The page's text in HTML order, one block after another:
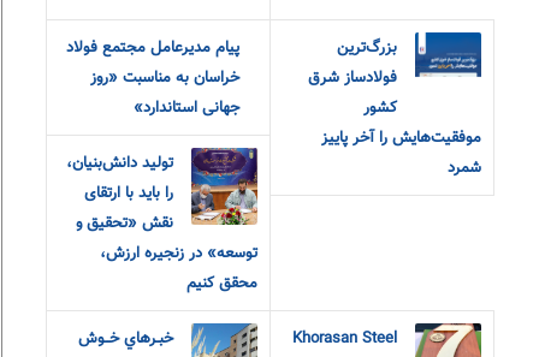
بزرگ‌ترین
فولادساز شرق
کشور
موفقیت‌هایش را آخر پاییز
شمرد
پیام مدیرعامل مجتمع فولاد
خراسان به مناسبت «روز
جهانی استاندارد»
تولید دانش‌بنیان،
را باید با ارتقای
نقش «تحقیق و‌
توسعه» در زنجیره ارزش،
محقق کنیم
Khorasan Steel خبـرهاي خــوش